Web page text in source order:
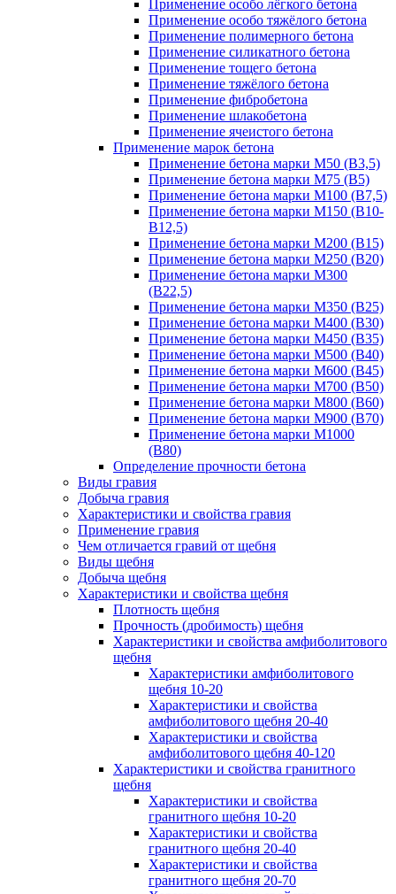
Применение особо лёгкого бетона
Применение особо тяжёлого бетона
Применение полимерного бетона
Применение силикатного бетона
Применение тощего бетона
Применение тяжёлого бетона
Применение фибробетона
Применение шлакобетона
Применение ячеистого бетона
Применение марок бетона
Применение бетона марки М50 (В3,5)
Применение бетона марки М75 (B5)
Применение бетона марки М100 (В7,5)
Применение бетона марки М150 (В10-
B12,5)
Применение бетона марки М200 (В15)
Применение бетона марки М250 (В20)
Применение бетона марки М300
(В22,5)
Применение бетона марки М350 (B25)
Применение бетона марки М400 (В30)
Применение бетона марки М450 (В35)
Применение бетона марки М500 (B40)
Применение бетона марки М600 (B45)
Применение бетона марки М700 (B50)
Применение бетона марки М800 (B60)
Применение бетона марки М900 (B70)
Применение бетона марки М1000
(В80)
Определение прочности бетона
Виды гравия
Добыча гравия
Характеристики и свойства гравия
Применение гравия
Чем отличается гравий от щебня
Виды щебня
Добыча щебня
Характеристики и свойства щебня
Плотность щебня
Прочность (дробимость) щебня
Характеристики и свойства амфиболитового
щебня
Характеристики амфиболитового
щебня 10-20
Характеристики и свойства
амфиболитового щебня 20-40
Характеристики и свойства
амфиболитового щебня 40-120
Характеристики и свойства гранитного
щебня
Характеристики и свойства
гранитного щебня 10-20
Характеристики и свойства
гранитного щебня 20-40
Характеристики и свойства
гранитного щебня 20-70